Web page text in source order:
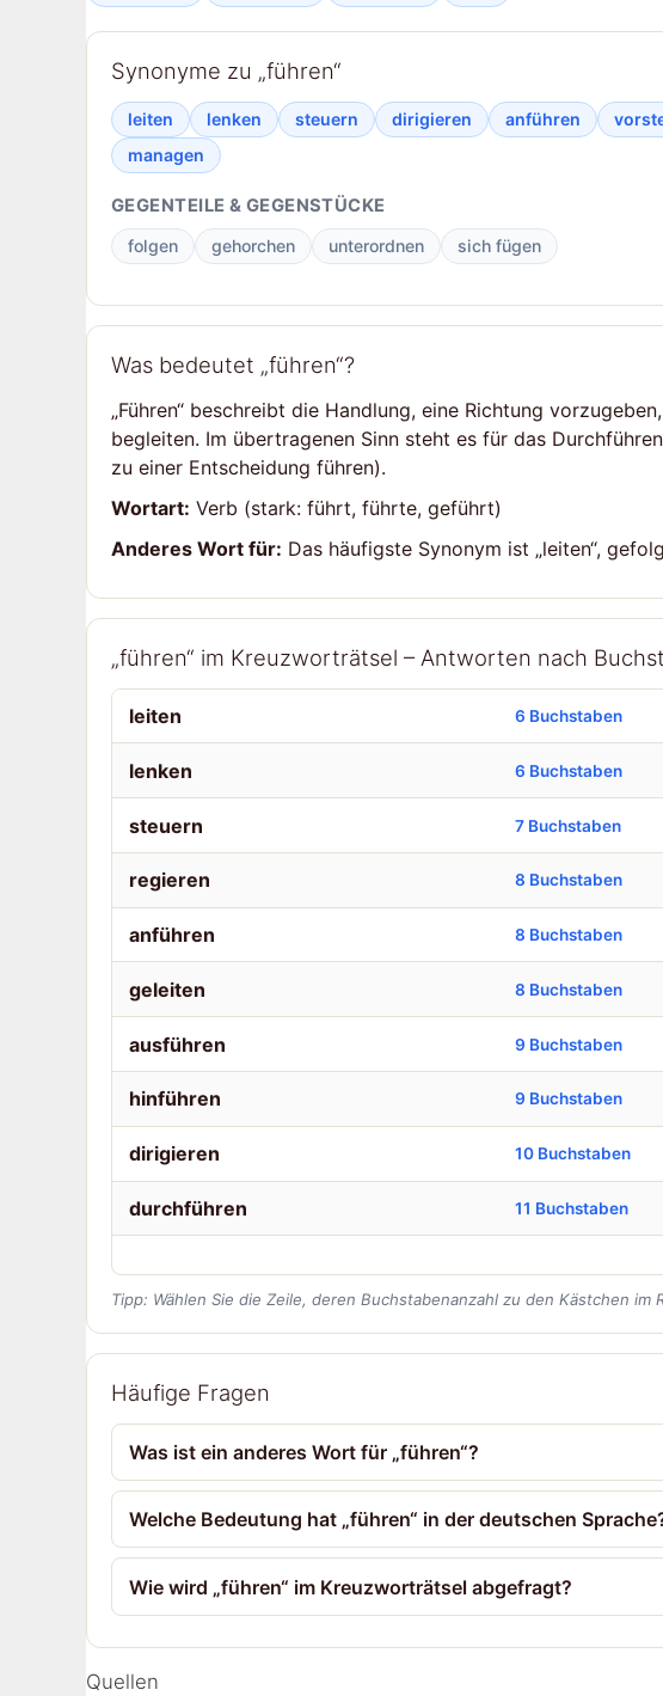
Synonyme zu „führen“
leiten lenken steuern dirigieren anführen
managen
GEGENTEILE & GEGENSTÜCKE
folgen gehorchen unterordnen sich fügen
Was bedeutet „führen“?
„Führen“ beschreibt die Handlung, eine Richtung
begleiten. Im übertragenen Sinn steht es für das
zu einer Entscheidung führen).
Wortart: Verb (stark: führt, führte, geführt)
Anderes Wort für: Das häufigste Synonym ist „leiten“,
„führen“ im Kreuzworträtsel – Antworten nach
leiten 6 Buchstaben
lenken 6 Buchstaben
steuern 7 Buchstaben
regieren 8 Buchstaben
anführen 8 Buchstaben
geleiten 8 Buchstaben
ausführen 9 Buchstaben
hinführen 9 Buchstaben
dirigieren 10 Buchstaben
durchführen 11 Buchstaben
Tipp: Wählen Sie die Zeile, deren Buchstabenanzahl zu den Kästchen im
Häufige Fragen
Was ist ein anderes Wort für „führen“?
Welche Bedeutung hat „führen“ in der deutschen
Wie wird „führen“ im Kreuzworträtsel abgefragt?
Quellen